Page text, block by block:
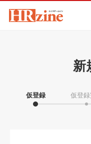
新
仮登録 仮登